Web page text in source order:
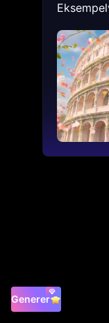
Generer